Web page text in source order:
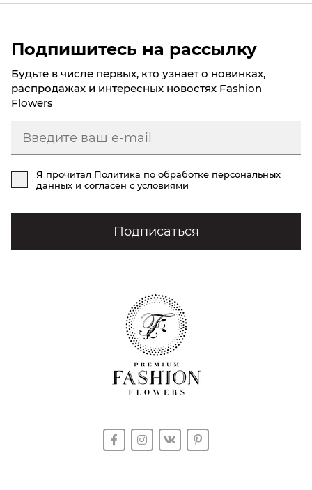
Подпишитесь на рассылку
Будьте в числе первых, кто узнает о новинках,
распродажах и интересных новостях Fashion
Flowers
Я прочитал Политика по обработке персональных
данных и согласен с условиями
Подписаться